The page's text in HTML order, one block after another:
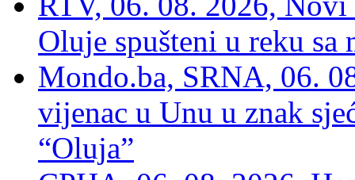
Oluje spušteni u reku sa
Mondo.ba, SRNA, 06.
vijenac u Unu u znak
“Oluja”